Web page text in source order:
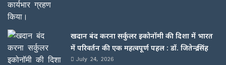
खदान बंद करना सर्कुलर इकोनॉमी की दिशा में भारत
में परिवर्तन की एक महत्वपूर्ण पहल : डॉ. जितेन्द्र सिंह
July 24, 2026